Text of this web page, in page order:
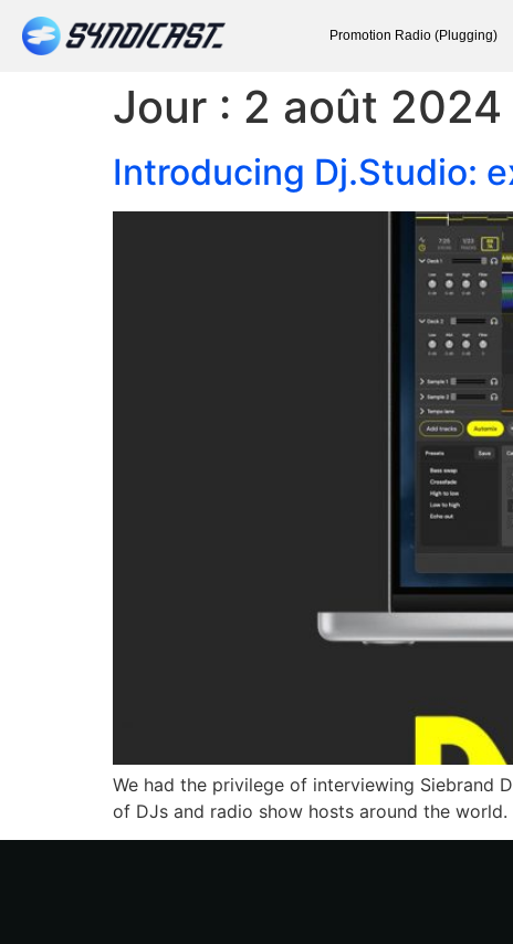
Promotion Radio (Plugging)
Jour : 2 août 2024
Introducing Dj.Studio:
We had the privilege of interviewing Siebrand
of DJs and radio show hosts around the world.